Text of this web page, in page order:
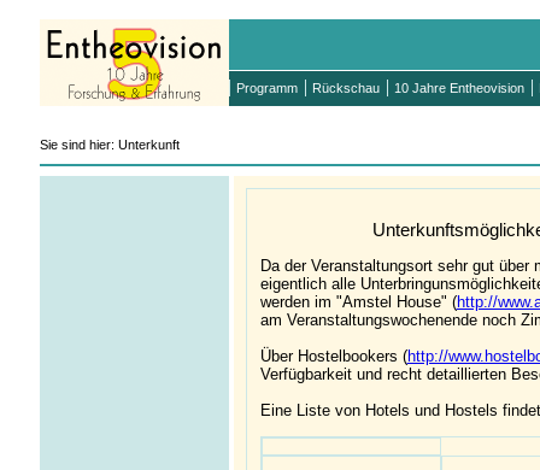
Programm Rückschau 10 Jahre Entheovision
Sie sind hier: Unterkunft
Da der Veranstaltungsort sehr gut
eigentlich alle
werden im "Amstel House" (http://
am Veranstaltungswochenende noch
Über Hostelbookers (http://
Verfügbarkeit und recht detaillierten
Eine Liste von Hotels und Hostels